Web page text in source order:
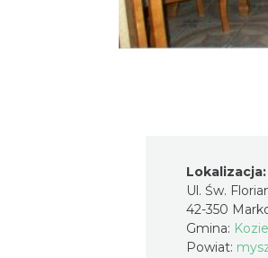
Lokalizacja:
Ul. Św.
42-350
Gmina:
Powiat: